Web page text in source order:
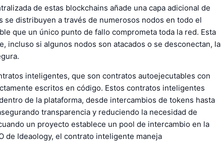
de estas blockchains añade una capa adicional de
se distribuyen a través de numerosos nodos en todo el
que un único punto de fallo comprometa toda la red. Esta
incluso si algunos nodos son atacados o se desconectan, la
inteligentes, que son contratos autoejecutables con
escritos en código. Estos contratos inteligentes
de la plataforma, desde intercambios de tokens hasta
transparencia y reduciendo la necesidad de
un proyecto establece un pool de intercambio en la
de Ideaology, el contrato inteligente maneja